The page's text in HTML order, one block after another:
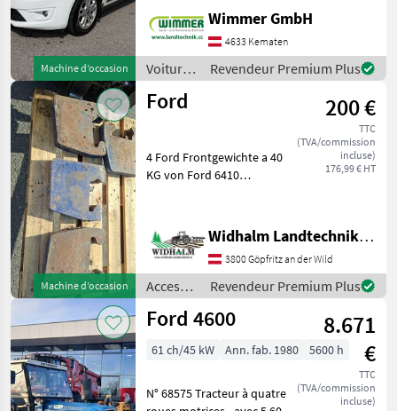
Marketplace
Offres des
distributeurs
Petites
annonces
Machine d’occasion
seine hohe
Alltagstauglichkeit, den
großzügigen Innenraum
und eine umfangreiche
Ausstattung. Das
Wimmer GmbH
4633 Kematen
Voitures
et motos
/ Ford
Revendeur Premium Plus
Machine d’occasion
Ford 200 €
TTC
(TVA/commission
incluse)
176,99 € HT
4 Ford Frontgewichte a 40
KG von Ford 6410
tracteurs
Widhalm Landtechnik GmbH
3800 Göpfritz an der Wild
Accessoires
pour
tracteurs
Revendeur Premium Plus
Ford 4600
8.671
€
TTC
(TVA/commission
incluse)
61 ch/45 kW Ann. fab. 1980 5600 h
N° 68575 Tracteur à quatre